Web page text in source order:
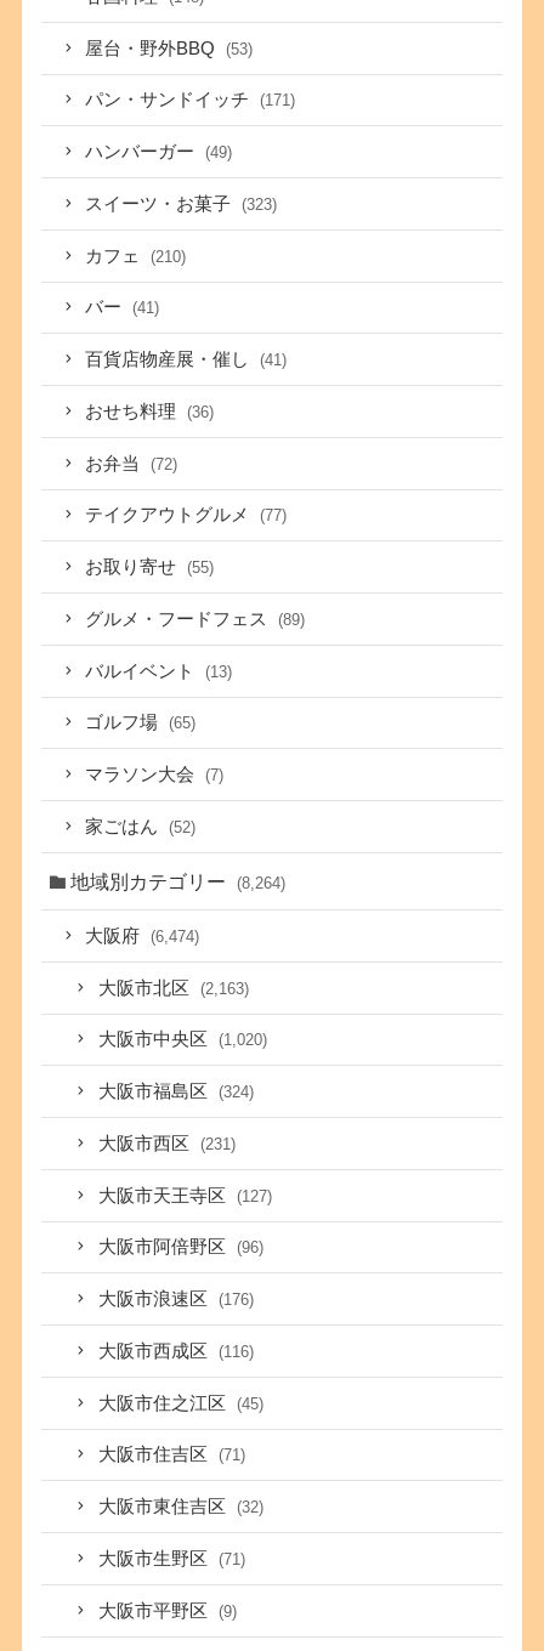
屋台・野外BBQ (53)
パン・サンドイッチ (171)
ハンバーガー (49)
スイーツ・お菓子 (323)
カフェ (210)
バー (41)
百貨店物産展・催し (41)
おせち料理 (36)
お弁当 (72)
テイクアウトグルメ (77)
お取り寄せ (55)
グルメ・フードフェス (89)
バルイベント (13)
ゴルフ場 (65)
マラソン大会 (7)
家ごはん (52)
地域別カテゴリー (8,264)
大阪府 (6,474)
大阪市北区 (2,163)
大阪市中央区 (1,020)
大阪市福島区 (324)
大阪市西区 (231)
大阪市天王寺区 (127)
大阪市阿倍野区 (96)
大阪市浪速区 (176)
大阪市西成区 (116)
大阪市住之江区 (45)
大阪市住吉区 (71)
大阪市東住吉区 (32)
大阪市生野区 (71)
大阪市平野区 (9)